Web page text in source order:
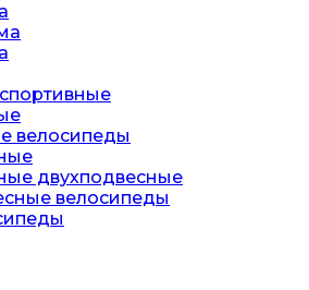
велосипеды
двухподвесные
велосипеды